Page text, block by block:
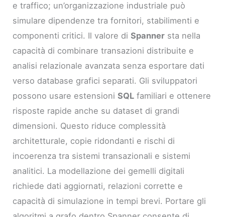
e traffico; un’organizzazione industriale può
simulare dipendenze tra fornitori, stabilimenti e
componenti critici. Il valore diSpanner sta nella
capacità di combinare transazioni distribuite e
analisi relazionale avanzata senza esportare dati
verso database grafici separati. Gli sviluppatori
possono usare estensioniSQL familiari e ottenere
risposte rapide anche su dataset di grandi
dimensioni. Questo riduce complessità
architetturale, copie ridondanti e rischi di
incoerenza tra sistemi transazionali e sistemi
analitici. La modellazione dei gemelli digitali
richiede dati aggiornati, relazioni corrette e
capacità di simulazione in tempi brevi. Portare gli